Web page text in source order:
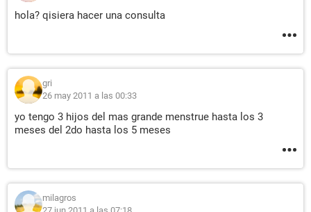
hola? qisiera hacer una consulta
gri
26 may 2011 a las 00:33
yo tengo 3 hijos del mas grande menstrue hasta los 3
meses del 2do hasta los 5 meses
milagros